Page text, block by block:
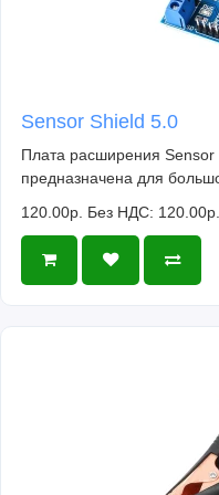
сторону платы по
Примеры
движение – он выдаст
Sensor Shield 5.0
Плата расширения Sensor
предназначена для
120.00р. Без НДС: 120.00р.